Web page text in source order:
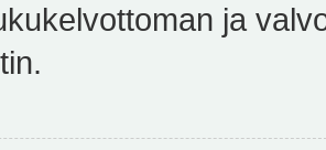
ja